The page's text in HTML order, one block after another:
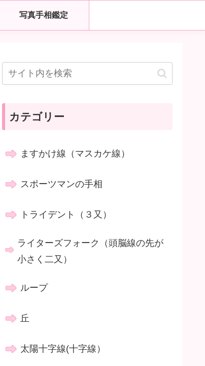
写真手相鑑定
カテゴリー
ますかけ線（マスカケ線）
スポーツマンの手相
トライデント（３又）
ライターズフォーク（頭脳線の先が
小さく二又）
ループ
丘
太陽十字線(十字線）